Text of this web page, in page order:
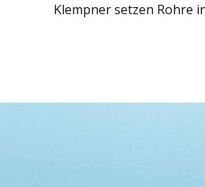
Klempner setzen Rohre